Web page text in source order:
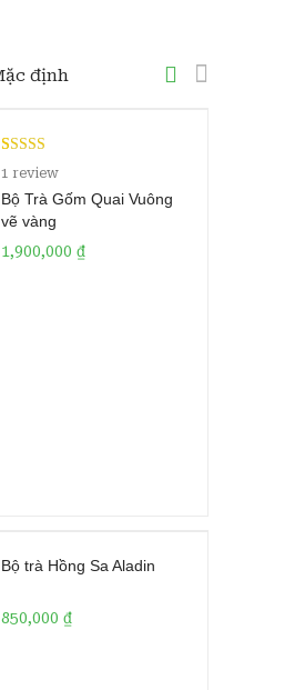
Rated5.00
out of 5
based on
1
rating
1 review
Bộ Trà Gốm Quai Vuông
vẽ vàng
1,900,000 ₫
Bộ trà Hồng Sa Aladin
850,000 ₫